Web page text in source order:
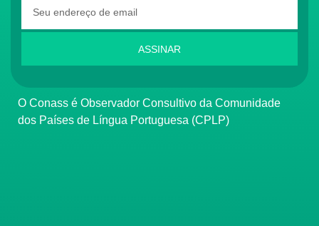
ASSINAR
O Conass é Observador Consultivo da Comunidade
dos Países de Língua Portuguesa (CPLP)